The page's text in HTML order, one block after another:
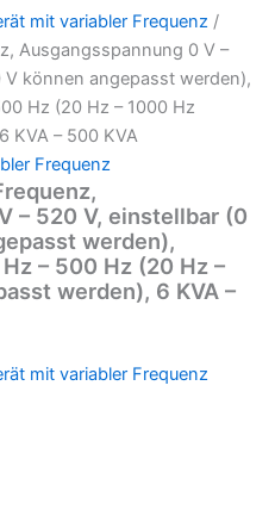
mit variabler Frequenz /
Ausgangsspannung 0 V –
V können angepasst werden),
Hz (20 Hz – 1000 Hz
KVA – 500 KVA
Frequenz
– 520 V, einstellbar (0
werden),
– 500 Hz (20 Hz –
werden), 6 KVA –
mit variabler Frequenz